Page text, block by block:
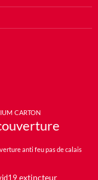
CARTON
anti feu pas de calais
extincteur